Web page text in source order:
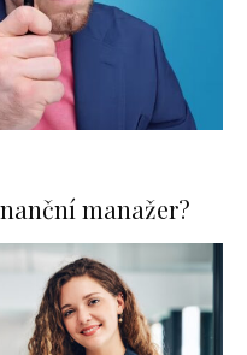
manažer?